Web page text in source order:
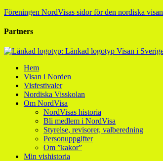
Föreningen NordVisas sidor för den nordiska visan
Partners
Hem
Visan i Norden
Visfestivaler
Nordiska Visskolan
Om NordVisa
NordVisas historia
Bli medlem i NordVisa
Styrelse, revisorer, valberedning
Personuppgifter
Om ”kakor”
Min vishistoria